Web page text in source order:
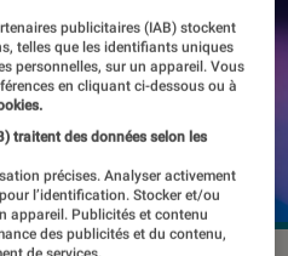
publicitaires (IAB) stockent
telles que les identifiants uniques
personnelles, sur un appareil. Vous
en cliquant ci-dessous ou à
traitent des données selon les
précises. Analyser activement
l’identification. Stocker et/ou
appareil. Publicités et contenu
des publicités et du contenu,